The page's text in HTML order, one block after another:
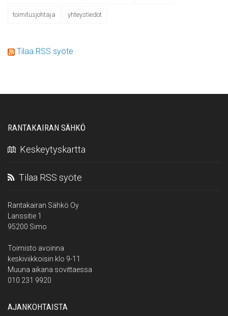
toimitusjohtaja yhteystiedot
Tilaa RSS syöte
RANTAKAIRAN SÄHKÖ
Keskeytyskartta
Tilaa RSS syöte
Rantakairan Sähkö Oy
Lanssitie 1
95200 Simo
Toimisto avoinna
keskiviikkoisin klo 9-11
Muuna aikana sovittaessa
010 231 9920
AJANKOHTAISTA